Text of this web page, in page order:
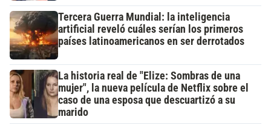
Tercera Guerra Mundial: la inteligencia
artificial reveló cuáles serían los primeros
países latinoamericanos en ser derrotados
La historia real de "Elize: Sombras de una
mujer", la nueva película de Netflix sobre el
caso de una esposa que descuartizó a su
marido